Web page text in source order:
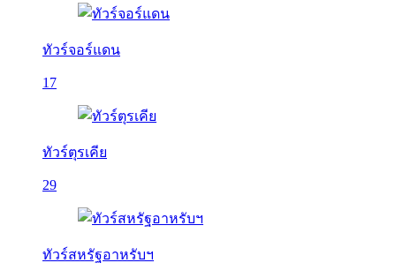
ทัวร์จอร์แดน
17
ทัวร์ตุรเคีย
29
ทัวร์สหรัฐอาหรับฯ